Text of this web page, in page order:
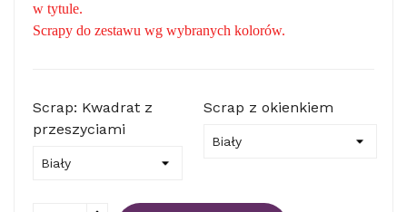
w tytule.
Scrapy do zestawu wg wybranych kolorów.
Scrap: Kwadrat z
przeszyciami
Scrap z okienkiem